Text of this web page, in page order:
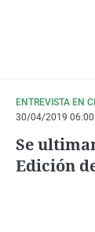
ENTREVISTA EN
30/04/2019 06:00
Se
Edición